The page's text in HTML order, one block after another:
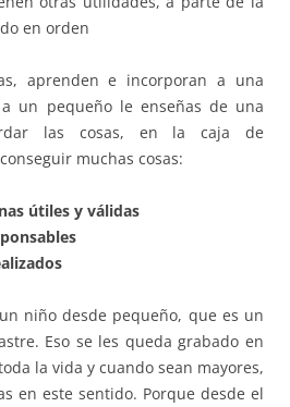
en orden
aprenden e incorporan a una
un pequeño le enseñas de una
las cosas, en la caja de
muchas cosas:
útiles y válidas
niño desde pequeño, que es un
Eso se les queda grabado en
la vida y cuando sean mayores,
en este sentido. Porque desde el